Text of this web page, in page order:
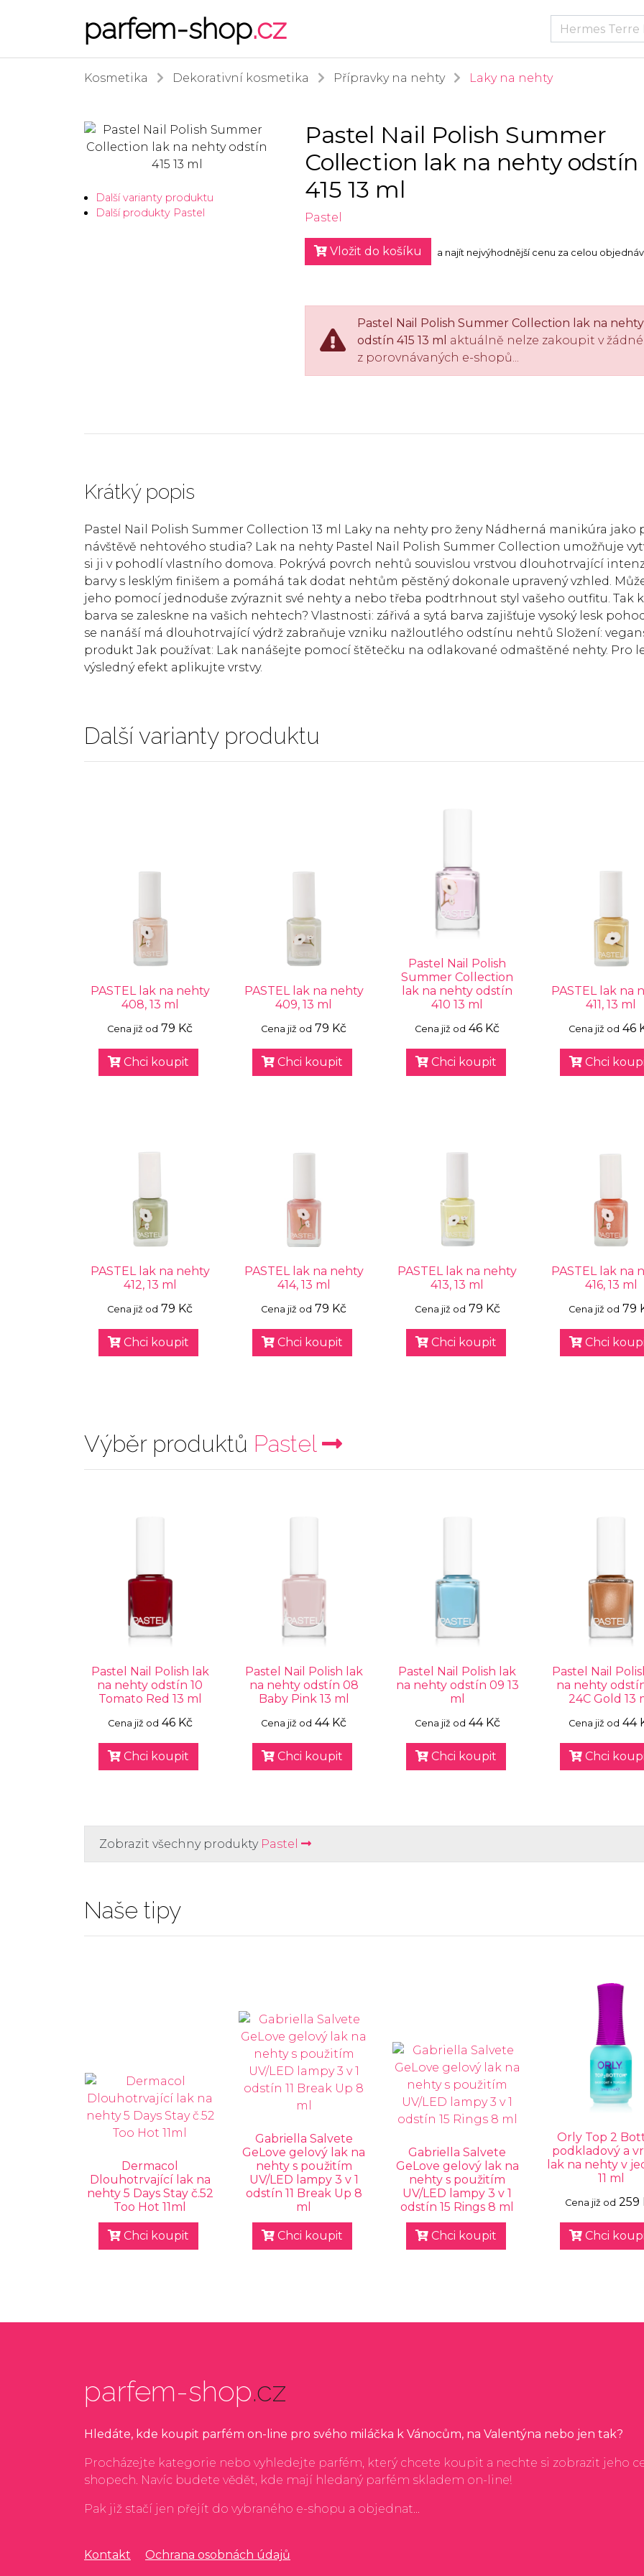
parfem-shop.cz
Kosmetika Dekorativní kosmetika Přípravky na nehty Laky na nehty
Další varianty produktu
Další produkty Pastel
Pastel Nail Polish Summer
Collection lak na nehty odstín
415 13 ml
Pastel
Vložit do košíku a najít nejvýhodnější cenu za celou
Pastel Nail Polish Summer Collection lak na nehty
odstín 415 13 ml aktuálně nelze zakoupit v
z porovnávaných e-shopů...
Krátký popis
Pastel Nail Polish Summer Collection 13 ml Laky na nehty pro ženy Nádherná manikúra jako
návštěvě nehtového studia? Lak na nehty Pastel Nail Polish Summer Collection umožňuje
si ji v pohodlí vlastního domova. Pokrývá povrch nehtů souvislou vrstvou dlouhotrvající
barvy s lesklým finišem a pomáhá tak dodat nehtům pěstěný dokonale upravený vzhled.
jeho pomocí jednoduše zvýraznit své nehty a nebo třeba podtrhnout styl vašeho outfitu. Tak
barva se zaleskne na vašich nehtech? Vlastnosti: zářivá a sytá barva zajišťuje vysoký lesk
se nanáší má dlouhotrvající výdrž zabraňuje vzniku nažloutlého odstínu nehtů Složení:
produkt Jak používat: Lak nanášejte pomocí štětečku na odlakované odmaštěné nehty. Pro
výsledný efekt aplikujte vrstvy.
Další varianty produktu
PASTEL lak na nehty
408, 13 ml
Cena již od 79 Kč
Chci koupit
PASTEL lak na nehty
409, 13 ml
Cena již od 79 Kč
Chci koupit
Pastel Nail Polish
Summer Collection
lak na nehty odstín
410 13 ml
Cena již od 46 Kč
Chci koupit
PASTEL lak na
411, 13 ml
Cena již od 46
Chci
PASTEL lak na nehty
412, 13 ml
Cena již od 79 Kč
Chci koupit
PASTEL lak na nehty
414, 13 ml
Cena již od 79 Kč
Chci koupit
PASTEL lak na nehty
413, 13 ml
Cena již od 79 Kč
Chci koupit
PASTEL lak na
416, 13 ml
Cena již od 79
Chci
Výběr produktů Pastel
Pastel Nail Polish lak
na nehty odstín 10
Tomato Red 13 ml
Cena již od 46 Kč
Chci koupit
Pastel Nail Polish lak
na nehty odstín 08
Baby Pink 13 ml
Cena již od 44 Kč
Chci koupit
Pastel Nail Polish lak
na nehty odstín 09 13
ml
Cena již od 44 Kč
Chci koupit
Pastel Nail
na nehty
24C Gold 13
Cena již od 44
Chci
Zobrazit všechny produkty Pastel
Naše tipy
Dermacol
Dlouhotrvající lak na
nehty 5 Days Stay č.52
Too Hot 11ml
Chci koupit
Gabriella Salvete
GeLove gelový lak na
nehty s použitím
UV/LED lampy 3 v 1
odstín 11 Break Up 8
ml
Chci koupit
Gabriella Salvete
GeLove gelový lak na
nehty s použitím
UV/LED lampy 3 v 1
odstín 15 Rings 8 ml
Chci koupit
Orly Top 2
podkladový a
lak na nehty v
11 ml
Cena již od 259
Chci
parfem-shop.cz
Hledáte, kde koupit parfém on-line pro svého miláčka k Vánocům, na Valentýna nebo jen tak?
Procházejte kategorie nebo vyhledejte parfém, který chcete koupit a nechte si zobrazit jeho
shopech. Navíc budete vědět, kde mají hledaný parfém skladem on-line!
Pak již stačí jen přejít do vybraného e-shopu a objednat...
Kontakt Ochrana osobnách údajů